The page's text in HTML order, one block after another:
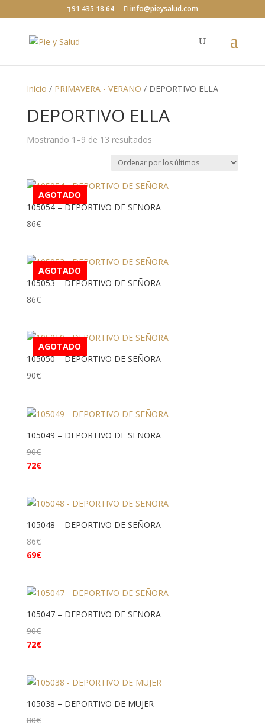
91 435 18 64 info@pieysalud.com
Inicio / PRIMAVERA - VERANO / DEPORTIVO ELLA
DEPORTIVO ELLA
Mostrando 1–9 de 13 resultadosOrdenado
los
AGOTADO
105054 – DEPORTIVO DE SEÑORA
86€
AGOTADO
105053 – DEPORTIVO DE SEÑORA
86€
AGOTADO
105050 – DEPORTIVO DE SEÑORA
90€
105049 – DEPORTIVO DE SEÑORA
90€
72€
105048 – DEPORTIVO DE SEÑORA
86€
69€
105047 – DEPORTIVO DE SEÑORA
90€
72€
105038 – DEPORTIVO DE MUJER
80€